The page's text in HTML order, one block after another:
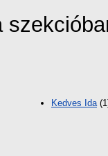
Kedves Ida